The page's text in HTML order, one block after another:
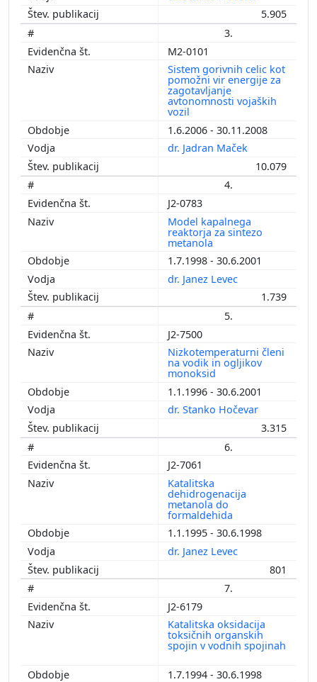
5.905
3.
M2-0101
Sistem gorivnih celic kot
pomožni vir energije za
zagotavljanje
avtonomnosti vojaških
vozil
1.6.2006 - 30.11.2008
dr. Jadran Maček
10.079
4.
J2-0783
Model kapalnega
reaktorja za sintezo
metanola
1.7.1998 - 30.6.2001
dr. Janez Levec
1.739
5.
J2-7500
Nizkotemperaturni členi
na vodik in ogljikov
monoksid
1.1.1996 - 30.6.2001
dr. Stanko Hočevar
3.315
6.
J2-7061
Katalitska
dehidrogenacija
metanola do
formaldehida
1.1.1995 - 30.6.1998
dr. Janez Levec
801
7.
J2-6179
Katalitska oksidacija
toksičnih organskih
spojin v vodnih spojinah
1.7.1994 - 30.6.1998